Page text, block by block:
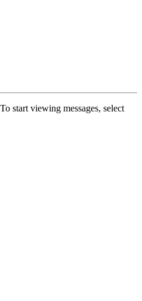
start viewing messages, select